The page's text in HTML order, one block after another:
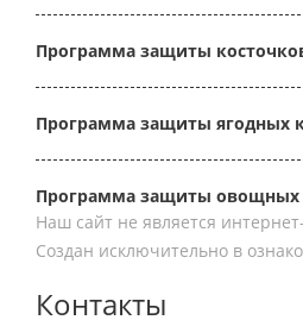
Программа защиты
Программа защиты ягодных
Программа защиты овощных
Наш сайт не является
Создан исключительно в
Контакты